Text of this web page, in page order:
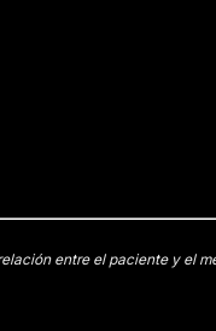
entre el paciente y el